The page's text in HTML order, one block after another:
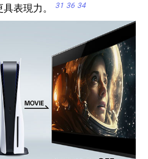
表現力。
31 36 34